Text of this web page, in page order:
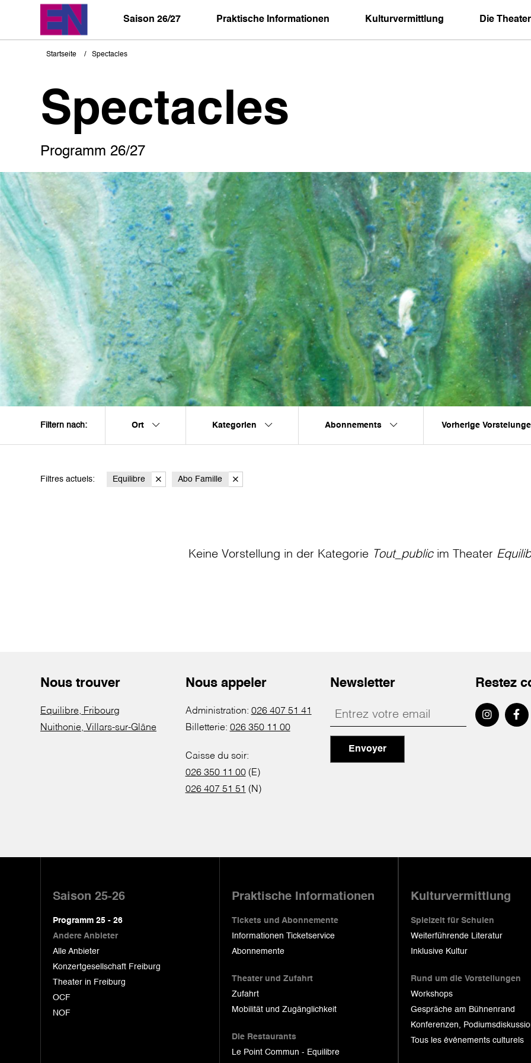
Saison 26/27 Praktische Informationen Kulturvermittlung Die Theater
Pfadnavigation
Startseite Spectacles
Spectacles
Programm 26/27
Filtern nach: Ort Kategorien Abonnements Vorherige
Filtres actuels: Equilibre Abo Famille
Keine Vorstellung in der Kategorie Tout_publicim Theater
Nous trouver
Equilibre, Fribourg
Nuithonie, Villars-sur-Glâne
Nous appeler
Administration: 026 407 51 41
Billetterie: 026 350 11 00
Caisse du soir:
026 350 11 00(E)
026 407 51 51 (N)
Newsletter
Envoyer
Restez
Saison 25-26
Programm 25 - 26
Andere Anbieter
Alle Anbieter
Konzertgesellschaft Freiburg
Theater in Freiburg
OCF
NOF
Praktische Informationen
Tickets und Abonnemente
Informationen Ticketservice
Abonnemente
Theater und Zufahrt
Zufahrt
Mobilität und Zugänglichkeit
Die Restaurants
Le Point Commun - Equilibre
Kulturvermittlung
Spielzeit für Schulen
Weiterführende Literatur
Inklusive Kultur
Rund um die Vorstellungen
Workshops
Gespräche am Bühnenrand
Konferenzen,
Tous les événements culturels